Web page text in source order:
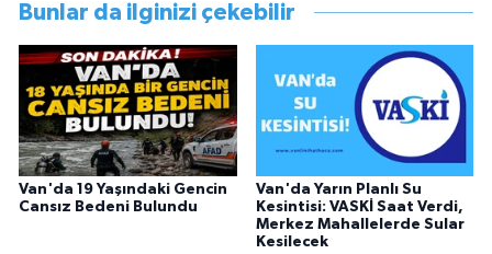
görevini yürütürken istifa edip sosyal medyayı
tercih etmiştir.
Bunlar da ilginizi çekebilir
Van'da 19 Yaşındaki Gencin
Cansız Bedeni Bulundu
Van'da Yarın Planlı Su
Kesintisi: VASKİ Saat Verdi,
Merkez Mahallelerde Sular
Kesilecek